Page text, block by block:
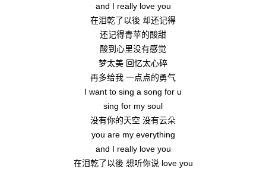
and I really love you
在泪乾了以後 却还记得
还记得青苹的酸甜
酸到心里没有感觉
梦太美 回忆太心碎
再多给我 一点点的勇气
I want to sing a song for u
sing for my soul
没有你的天空 没有云朵
you are my everything
and I really love you
在泪乾了以後 想听你说 love you